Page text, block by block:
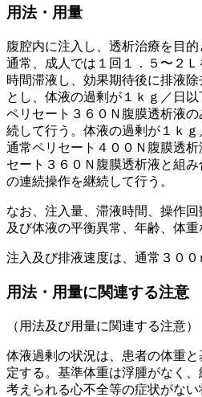
用法・用量
腹腔内に注入し、透析治療を目的
通常、成人では１回１．５〜２
時間滞液し、効果期待後に排液
とし、体液の過剰が１ｋｇ／日
ペリセート３６０Ｎ腹膜透析液
続して行う。体液の過剰が１ｋｇ
通常ペリセート４００Ｎ腹膜透
セート３６０Ｎ腹膜透析液と組
の連続操作を継続して行う。
なお、注入量、滞液時間、操作
及び体液の平衡異常、年齢、体重
注入及び排液速度は、通常３００
用法・用量に関連する注意
（用法及び用量に関連する注意）
体液過剰の状況は、患者の体重
定する。基準体重は浮腫がなく
考えられる心不全等の症状がな